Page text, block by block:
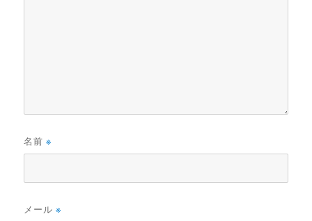
名前※
メール※